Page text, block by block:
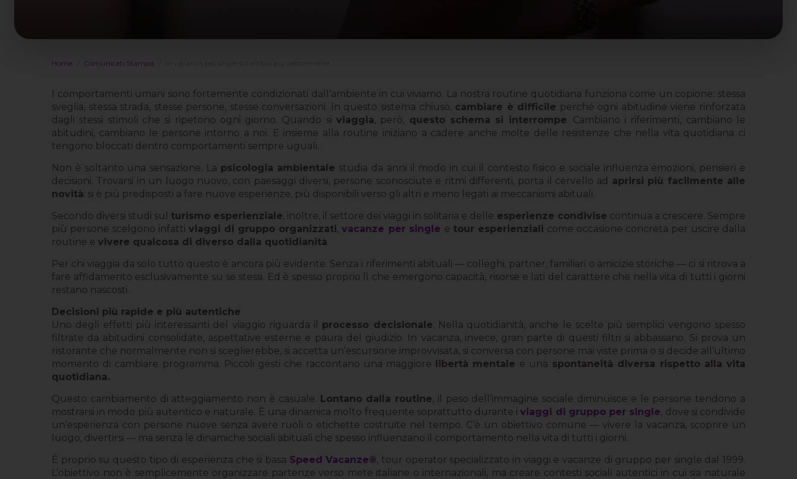
Home Comunicati Stampa
I comportamenti umani sono fortemente condizionati dall’ambiente in cui viviamo. La nostra routine quotidiana funziona come un copione: stessa
sveglia, stessa strada, stesse persone, stesse conversazioni. In questo sistema chiuso, cambiare è difficile perché ogni abitudine viene rinforzata
dagli stessi stimoli che si ripetono ogni giorno. Quando si viaggia , però, questo schema si interrompe . Cambiano i riferimenti, cambiano le
abitudini, cambiano le persone intorno a noi. E insieme alla routine iniziano a cadere anche molte delle resistenze che nella vita quotidiana ci
tengono bloccati dentro comportamenti sempre uguali.
Non è soltanto una sensazione. La psicologia ambientale studia da anni il modo in cui il contesto fisico e sociale influenza emozioni, pensieri e
decisioni. Trovarsi in un luogo nuovo, con paesaggi diversi, persone sconosciute e ritmi differenti, porta il cervello ad aprirsi più facilmente alle
novità: si è più predisposti a fare nuove esperienze, più disponibili verso gli altri e meno legati ai meccanismi abituali.
Secondo diversi studi sul turismo esperienziale , inoltre, il settore dei viaggi in solitaria e delle esperienze condivise continua a crescere. Sempre
più persone scelgono infattiviaggi di gruppo organizzati ,vacanze per single e tour esperienziali come occasione concreta per uscire dalla
routine e vivere qualcosa di diverso dalla quotidianità
Per chi viaggia da solo tutto questo è ancora più evidente. Senza i riferimenti abituali — colleghi, partner, familiari o amicizie storiche — ci si ritrova a
fare affidamento esclusivamente su se stessi. Ed è spesso proprio lì che emergono capacità, risorse e lati del carattere che nella vita di tutti i giorni
restano nascosti.
Decisioni più rapide e più autentiche
Uno degli effetti più interessanti del viaggio riguarda il processo decisionale . Nella quotidianità, anche le scelte più semplici vengono spesso
filtrate da abitudini consolidate, aspettative esterne e paura del giudizio. In vacanza, invece, gran parte di questi filtri si abbassano. Si prova un
ristorante che normalmente non si sceglierebbe, si accetta un’escursione improvvisata, si conversa con persone mai viste prima o si decide all’ultimo
momento di cambiare programma. Piccoli gesti che raccontano una maggiore libertà mentale e una spontaneità diversa rispetto alla vita
quotidiana.
Questo cambiamento di atteggiamento non è casuale. Lontano dalla routine , il peso dell’immagine sociale diminuisce e le persone tendono a
mostrarsi in modo più autentico e naturale. È una dinamica molto frequente soprattutto durante iviaggi di gruppo per single , dove si condivide
un’esperienza con persone nuove senza avere ruoli o etichette costruite nel tempo. C’è un obiettivo comune — vivere la vacanza, scoprire un
luogo, divertirsi — ma senza le dinamiche sociali abituali che spesso influenzano il comportamento nella vita di tutti i giorni.
È proprio su questo tipo di esperienza che si basa Speed Vacanze® , tour operator specializzato in viaggi e vacanze di gruppo per single dal 1999.
L’obiettivo non è semplicemente organizzare partenze verso mete italiane o internazionali, ma creare contesti sociali autentici in cui sia naturale